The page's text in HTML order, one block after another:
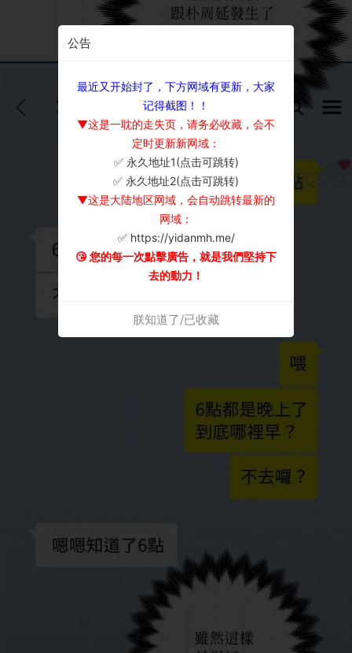
公告
最近又开始封了，下方网域有更新，大家
记得截图！！
▼这是一耽的走失页，请务必收藏，会不
定时更新新网域：
✅ 永久地址1(点击可跳转)
✅ 永久地址2(点击可跳转)
▼这是大陆地区网域，会自动跳转最新的
网域：
✅ https://yidanmh.me/
😘 您的每一次點擊廣告，就是我們堅持下
去的動力！
朕知道了/已收藏